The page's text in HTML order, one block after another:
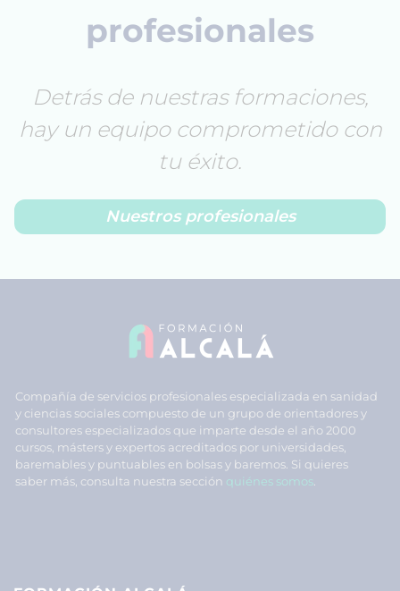
profesionales
Detrás de nuestras formaciones,
hay un equipo comprometido con
tu éxito.
Nuestros profesionales
Compañía de servicios profesionales especializada en sanidad
y ciencias sociales compuesto de un grupo de orientadores y
consultores especializados que imparte desde el año 2000
cursos, másters y expertos acreditados por universidades,
baremables y puntuables en bolsas y baremos. Si quieres
saber más, consulta nuestra sección quiénes somos